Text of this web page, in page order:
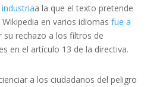
a la que el texto pretende
en varios idiomas fue a
su rechazo a los filtros de
en el artículo 13 de la directiva.
a los ciudadanos del peligro